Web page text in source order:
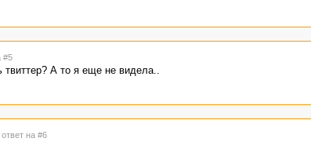
#5
А то я еще не видела..
ответ на #6